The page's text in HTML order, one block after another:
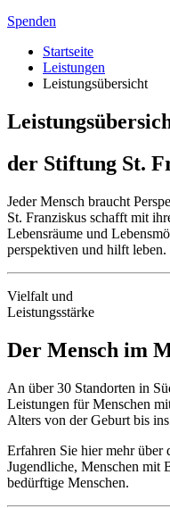
Spenden
Startseite
Leistungen
Leistungsübersicht
der Stiftung St.
Jeder Mensch braucht
St. Franziskus schafft mit
Lebens­räume und
perspektiven und hilft leben.
Vielfalt und
Leistungsstärke
Der Mensch im
An über 30 Standorten in
Leistungen für Menschen
Alters von der Geburt bis
Erfahren Sie hier mehr
Jugendliche, Menschen mit
bedürftige Menschen.